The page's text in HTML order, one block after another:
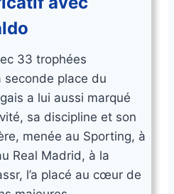
33 trophées
seconde place du
a lui aussi marqué
sa discipline et son
menée au Sporting, à
Real Madrid, à la
l’a placé au cœur de